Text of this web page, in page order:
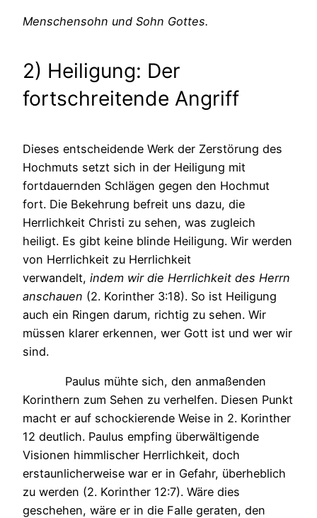
Menschensohn und Sohn Gottes.
2) Heiligung: Der
fortschreitende Angriff
Dieses entscheidende Werk der Zerstörung des
Hochmuts setzt sich in der Heiligung mit
fortdauernden Schlägen gegen den Hochmut
fort. Die Bekehrung befreit uns dazu, die
Herrlichkeit Christi zu sehen, was zugleich
heiligt. Es gibt keine blinde Heiligung. Wir werden
von Herrlichkeit zu Herrlichkeit
verwandelt, indem wir die Herrlichkeit des Herrn
anschauen (2. Korinther 3:18). So ist Heiligung
auch ein Ringen darum, richtig zu sehen. Wir
müssen klarer erkennen, wer Gott ist und wer wir
sind.
Paulus mühte sich, den anmaßenden
Korinthern zum Sehen zu verhelfen. Diesen Punkt
macht er auf schockierende Weise in 2. Korinther
12 deutlich. Paulus empfing überwältigende
Visionen himmlischer Herrlichkeit, doch
erstaunlicherweise war er in Gefahr, überheblich
zu werden (2. Korinther 12:7). Wäre dies
geschehen, wäre er in die Falle geraten, den